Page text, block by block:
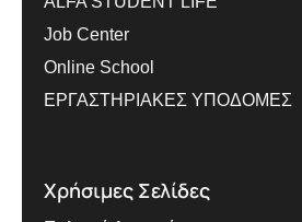
Job Center
Online School
ΕΡΓΑΣΤΗΡΙΑΚΕΣ ΥΠΟΔΟΜΕΣ
Χρήσιμες Σελίδες